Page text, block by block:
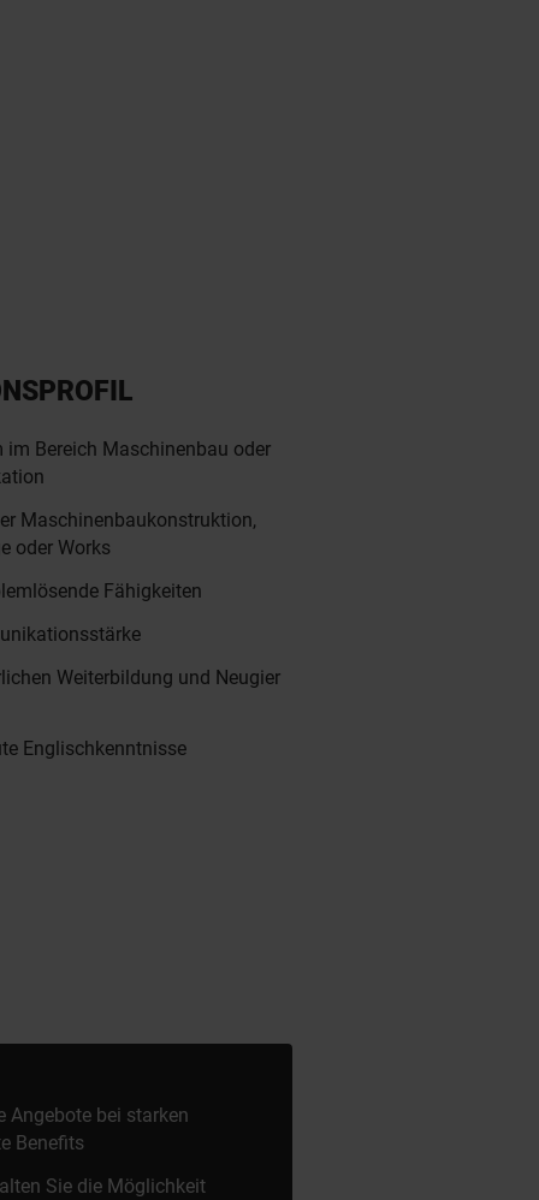
Bereich Maschinenbau oder
Maschinenbaukonstruktion,
oder Works
Fähigkeiten
Weiterbildung und Neugier
Englischkenntnisse
Angebote bei starken
Benefits
Sie die Möglichkeit